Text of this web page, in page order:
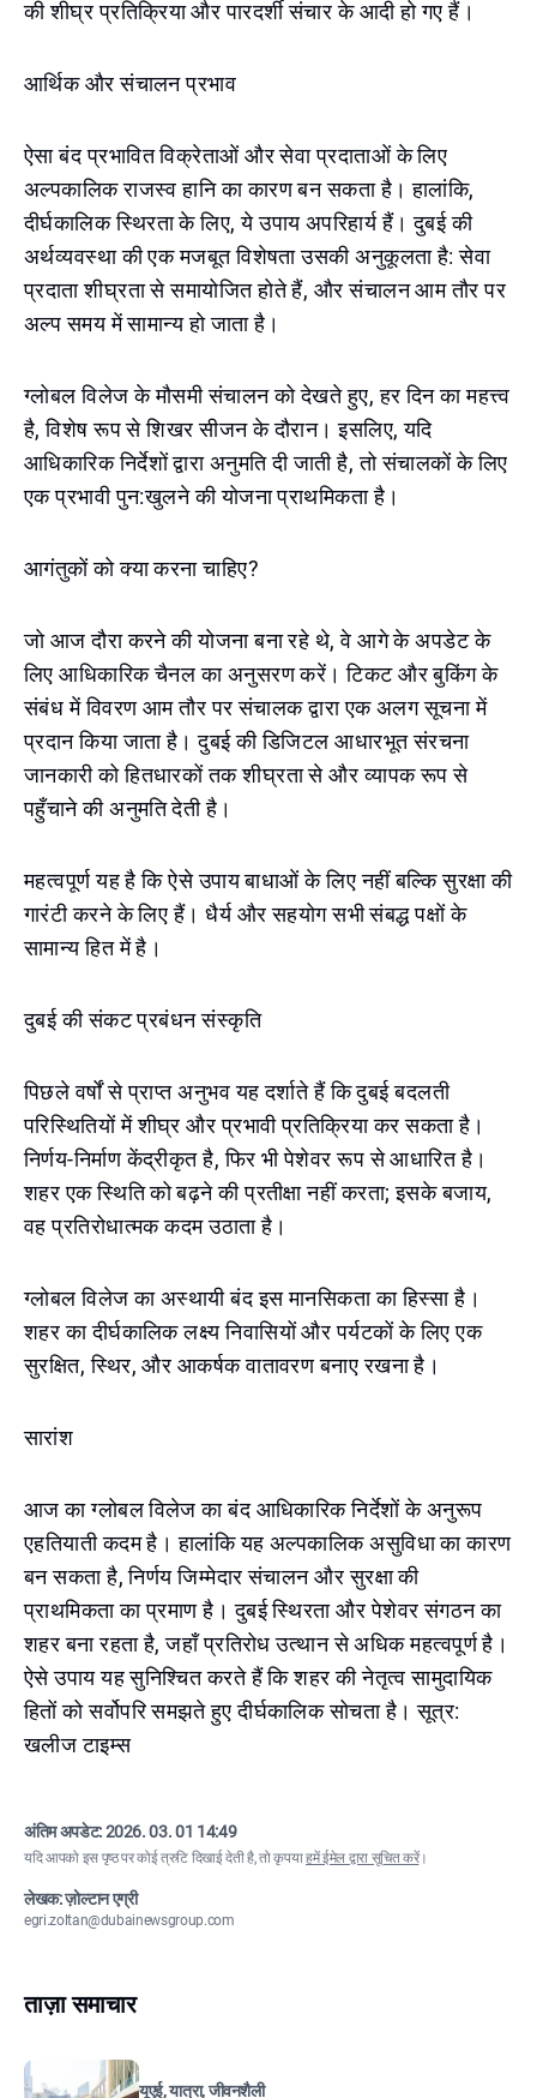
की शीघ्र प्रतिक्रिया और पारदर्शी संचार के आदी हो गए हैं।
आर्थिक और संचालन प्रभाव
ऐसा बंद प्रभावित विक्रेताओं और सेवा प्रदाताओं के लिए
अल्पकालिक राजस्व हानि का कारण बन सकता है। हालांकि,
दीर्घकालिक स्थिरता के लिए, ये उपाय अपरिहार्य हैं। दुबई की
अर्थव्यवस्था की एक मजबूत विशेषता उसकी अनुकूलता है: सेवा
प्रदाता शीघ्रता से समायोजित होते हैं, और संचालन आम तौर पर
अल्प समय में सामान्य हो जाता है।
ग्लोबल विलेज के मौसमी संचालन को देखते हुए, हर दिन का महत्त्व
है, विशेष रूप से शिखर सीजन के दौरान। इसलिए, यदि
आधिकारिक निर्देशों द्वारा अनुमति दी जाती है, तो संचालकों के लिए
एक प्रभावी पुन:खुलने की योजना प्राथमिकता है।
आगंतुकों को क्या करना चाहिए?
जो आज दौरा करने की योजना बना रहे थे, वे आगे के अपडेट के
लिए आधिकारिक चैनल का अनुसरण करें। टिकट और बुकिंग के
संबंध में विवरण आम तौर पर संचालक द्वारा एक अलग सूचना में
प्रदान किया जाता है। दुबई की डिजिटल आधारभूत संरचना
जानकारी को हितधारकों तक शीघ्रता से और व्यापक रूप से
पहुँचाने की अनुमति देती है।
महत्वपूर्ण यह है कि ऐसे उपाय बाधाओं के लिए नहीं बल्कि सुरक्षा की
गारंटी करने के लिए हैं। धैर्य और सहयोग सभी संबद्ध पक्षों के
सामान्य हित में है।
दुबई की संकट प्रबंधन संस्कृति
पिछले वर्षों से प्राप्त अनुभव यह दर्शाते हैं कि दुबई बदलती
परिस्थितियों में शीघ्र और प्रभावी प्रतिक्रिया कर सकता है।
निर्णय-निर्माण केंद्रीकृत है, फिर भी पेशेवर रूप से आधारित है।
शहर एक स्थिति को बढ़ने की प्रतीक्षा नहीं करता; इसके बजाय,
वह प्रतिरोधात्मक कदम उठाता है।
ग्लोबल विलेज का अस्थायी बंद इस मानसिकता का हिस्सा है।
शहर का दीर्घकालिक लक्ष्य निवासियों और पर्यटकों के लिए एक
सुरक्षित, स्थिर, और आकर्षक वातावरण बनाए रखना है।
सारांश
आज का ग्लोबल विलेज का बंद आधिकारिक निर्देशों के अनुरूप
एहतियाती कदम है। हालांकि यह अल्पकालिक असुविधा का कारण
बन सकता है, निर्णय जिम्मेदार संचालन और सुरक्षा की
प्राथमिकता का प्रमाण है। दुबई स्थिरता और पेशेवर संगठन का
शहर बना रहता है, जहाँ प्रतिरोध उत्थान से अधिक महत्वपूर्ण है।
ऐसे उपाय यह सुनिश्चित करते हैं कि शहर की नेतृत्व सामुदायिक
हितों को सर्वोपरि समझते हुए दीर्घकालिक सोचता है। सूत्र:
खलीज टाइम्स
अंतिम अपडेट:2026. 03. 01 14:49
यदि आपको इस पृष्ठ पर कोई त्रुटि दिखाई देती है, तो कृपयाहमें ईमेल द्वारा सूचित करें।
लेखक: ज़ोल्टान एग्री
egri.zoltan@dubainewsgroup.com
ताज़ा समाचार
यूएई, यात्रा, जीवनशैली